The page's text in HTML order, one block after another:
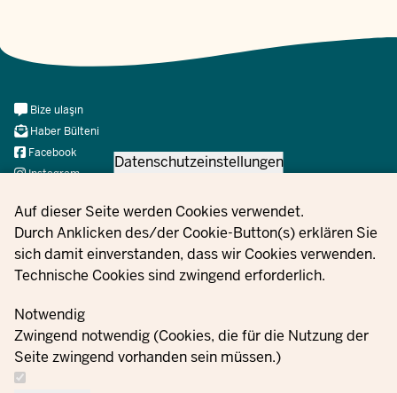
Privacy settings
Datenschutzeinstellungen
Auf dieser Seite werden Cookies verwendet.
Durch Anklicken des/der Cookie-Button(s) erklären Sie
sich damit einverstanden, dass wir Cookies verwenden.
Technische Cookies sind zwingend erforderlich.
Notwendig
Zwingend notwendig (Cookies, die für die Nutzung der
Seite zwingend vorhanden sein müssen.)
Bize
Meta
Navi
Social
Bize ulaşın
Haber Bülteni
Facebook
Instagram
YouTube
© 2021 - 2026 Ministerium für Kinder, Jugend, Familie,
Gleichstellung, Flucht und Integration des Landes Nordrhein-
Westfalen